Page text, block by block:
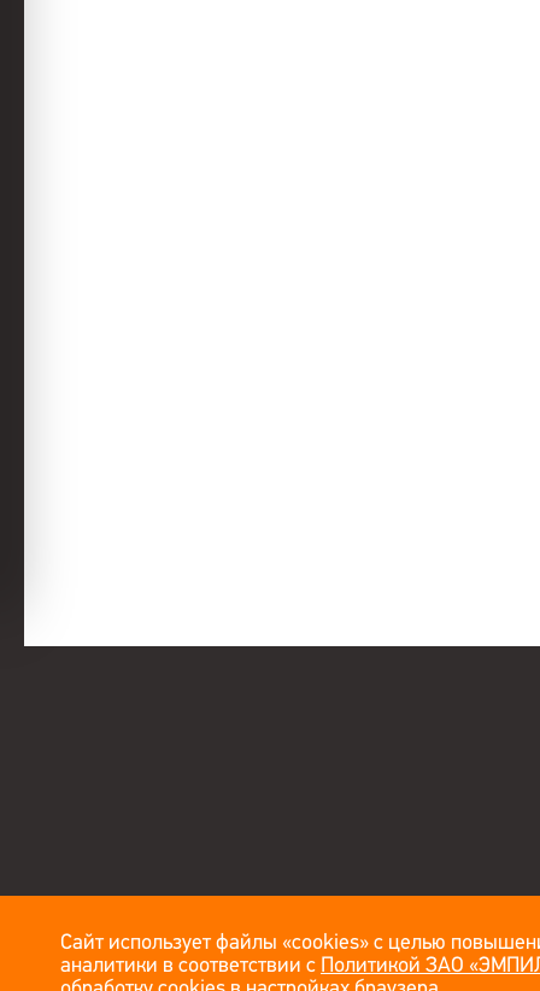
Сайт использует файлы «cookies» с целью
аналитики в соответствии с Политикой ЗАО